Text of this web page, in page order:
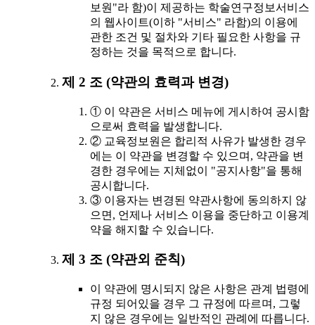
보원"라 함)이 제공하는 학술연구정보서비스
의 웹사이트(이하 "서비스" 라함)의 이용에
관한 조건 및 절차와 기타 필요한 사항을 규
정하는 것을 목적으로 합니다.
제 2 조 (약관의 효력과 변경)
① 이 약관은 서비스 메뉴에 게시하여 공시함
으로써 효력을 발생합니다.
② 교육정보원은 합리적 사유가 발생한 경우
에는 이 약관을 변경할 수 있으며, 약관을 변
경한 경우에는 지체없이 "공지사항"을 통해
공시합니다.
③ 이용자는 변경된 약관사항에 동의하지 않
으면, 언제나 서비스 이용을 중단하고 이용계
약을 해지할 수 있습니다.
제 3 조 (약관외 준칙)
이 약관에 명시되지 않은 사항은 관계 법령에
규정 되어있을 경우 그 규정에 따르며, 그렇
지 않은 경우에는 일반적인 관례에 따릅니다.